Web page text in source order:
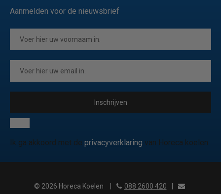
Aanmelden voor de nieuwsbrief
Inschrijven
Ik ga akkoord met de privacyverklaring van Horeca koelen
© 2026 Horeca Koelen 088 2600 420